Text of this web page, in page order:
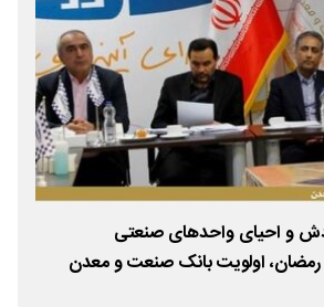
و احیای واحدهای صنعتی
اولویت بانک صنعت و معدن